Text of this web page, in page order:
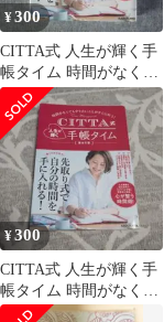
¥300
CITTA式 人生が輝く手
帳タイム 時間がなくて
もやりたいことがすぐ
に叶う!
¥300
CITTA式 人生が輝く手
帳タイム 時間がなくて
もやりたいことがすぐ